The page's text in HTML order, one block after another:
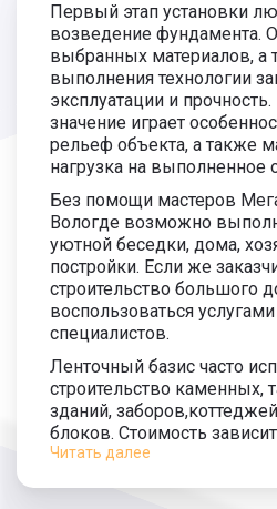
Читать далее
Первый этап установки
возведение фундамента.
выбранных материалов, а
выполнения технологии
эксплуатации и
значение играет
рельеф объекта, а также
нагрузка на выполненное
Без помощи мастеров
Вологде возможно
уютной беседки, дома,
постройки. Если же
строительство большого
воспользоваться
специалистов.
Ленточный базис часто
строительство каменных,
зданий,
блоков. Стоимость
толщины стен, высоты.
Бетонная опора